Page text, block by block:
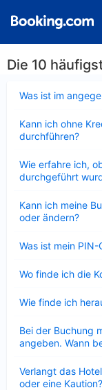
Die 10
Was ist im
Kann ich ohne
durchführen?
Wie erfahre ich,
durchgeführt
Kann ich meine
oder ändern?
Was ist mein
Wo finde ich die
Wie finde ich
Bei der Buchung
angeben. Wann
Verlangt das
oder eine Kaution?